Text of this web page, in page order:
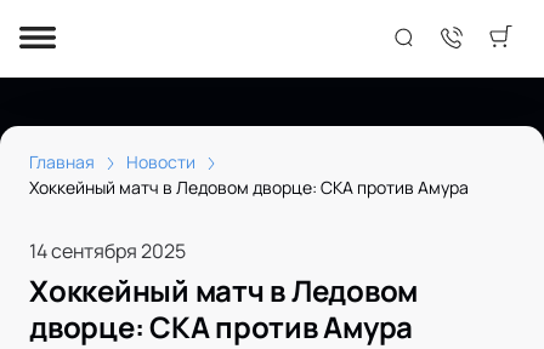
Главная
Новости
Хоккейный матч в Ледовом дворце: СКА против Амура
14 сентября 2025
Хоккейный матч в Ледовом
дворце: СКА против Амура